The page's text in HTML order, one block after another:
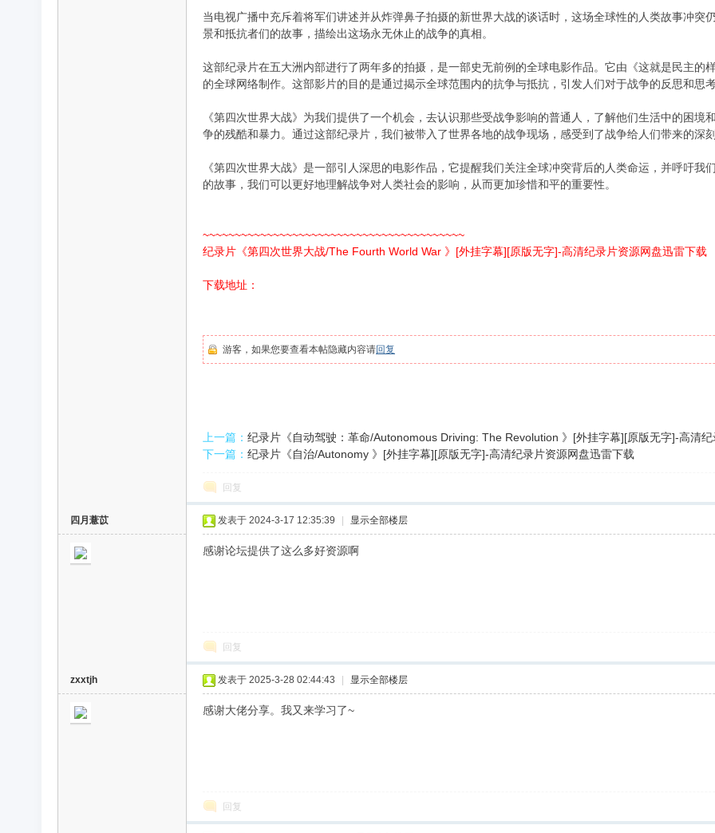
当电视广播中充斥着将军们讲述并从炸弹鼻子拍摄的新世界大战的谈话时，这场全球性的人类故事冲突
景和抵抗者们的故事，描绘出这场永无休止的战争的真相。
这部纪录片在五大洲内部进行了两年多的拍摄，是一部史无前例的全球电影作品。它由《这就是民主的
的全球网络制作。这部影片的目的是通过揭示全球范围内的抗争与抵抗，引发人们对于战争的反思和思考
《第四次世界大战》为我们提供了一个机会，去认识那些受战争影响的普通人，了解他们生活中的困
争的残酷和暴力。通过这部纪录片，我们被带入了世界各地的战争现场，感受到了战争给人们带来的深刻
《第四次世界大战》是一部引人深思的电影作品，它提醒我们关注全球冲突背后的人类命运，并呼吁
的故事，我们可以更好地理解战争对人类社会的影响，从而更加珍惜和平的重要性。
~~~~~~~~~~~~~~~~~~~~~~~~~~~~~~~~~~~~~~~~~
纪录片《第四次世界大战/The Fourth World War 》[外挂字幕][原版无字]-高清纪录片资源网盘迅雷下载
下载地址：
游客，如果您要查看本帖隐藏内容请回复
上一篇： 纪录片《自动驾驶：革命/Autonomous Driving: The Revolution 》[外挂字幕][原版无字]-高清
下一篇： 纪录片《自治/Autonomy 》[外挂字幕][原版无字]-高清纪录片资源网盘迅雷下载
回复
四月薏苡 发表于 2024-3-17 12:35:39 显示全部楼层
感谢论坛提供了这么多好资源啊
回复
zxxtjh 发表于 2025-3-28 02:44:43 显示全部楼层
感谢大佬分享。我又来学习了~
回复